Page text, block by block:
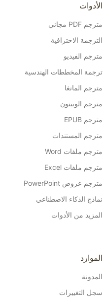
الأدوات
مترجم PDF مجاني
الترجمة الاحترافية
مترجم الفيديو
ترجمة المخططات الهندسية
مترجم المانغا
مترجم الويبتون
مترجم EPUB
مترجم المستندات
مترجم ملفات Word
مترجم ملفات Excel
مترجم عروض PowerPoint
نماذج الذكاء الاصطناعي
المزيد من الأدوات
الموارد
المدونة
سجل التغييرات